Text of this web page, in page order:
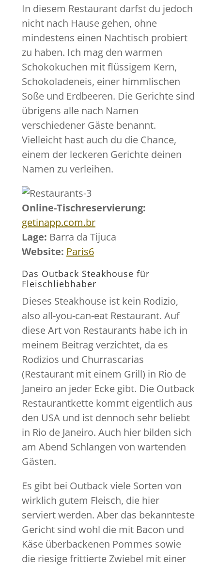
In diesem Restaurant darfst du jedoch
nicht nach Hause gehen, ohne
mindestens einen Nachtisch probiert
zu haben. Ich mag den warmen
Schokokuchen mit flüssigem Kern,
Schokoladeneis, einer himmlischen
Soße und Erdbeeren. Die Gerichte sind
übrigens alle nach Namen
verschiedener Gäste benannt.
Vielleicht hast auch du die Chance,
einem der leckeren Gerichte deinen
Namen zu verleihen.
Online-Tischreservierung:
getinapp.com.br
Lage: Barra da Tijuca
Website: Paris6
Das Outback Steakhouse für
Fleischliebhaber
Dieses Steakhouse ist kein Rodizio,
also all-you-can-eat Restaurant. Auf
diese Art von Restaurants habe ich in
meinem Beitrag verzichtet, da es
Rodizios und Churrascarias
(Restaurant mit einem Grill) in Rio de
Janeiro an jeder Ecke gibt. Die Outback
Restaurantkette kommt eigentlich aus
den USA und ist dennoch sehr beliebt
in Rio de Janeiro. Auch hier bilden sich
am Abend Schlangen von wartenden
Gästen.
Es gibt bei Outback viele Sorten von
wirklich gutem Fleisch, die hier
serviert werden. Aber das bekannteste
Gericht sind wohl die mit Bacon und
Käse überbackenen Pommes sowie
die riesige frittierte Zwiebel mit einer